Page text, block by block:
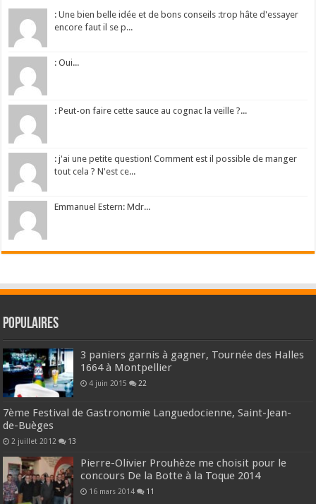
: Une bien belle idée et de bons conseils :trop hâte d'essayer
encore faut il se p...
: Oui...
: Peut-on faire cette sauce au cognac la veille ?...
: j'ai une petite question! Comment est il possible de manger
tout cela ? N'est ce...
Emmanuel Estern: Mdr...
Populaires
3 paniers garnis à gagner, Tournée des Halles
1664 à Montpellier
4 juin 2015 22
7ème Festival de Gastronomie Languedocienne, Saint-Jean-
de-Buèges
2 juillet 2012 13
Pierre-Olivier Prouhèze me choisit pour le
concours De la Botte à la Toque 2014
16 mars 2014 11